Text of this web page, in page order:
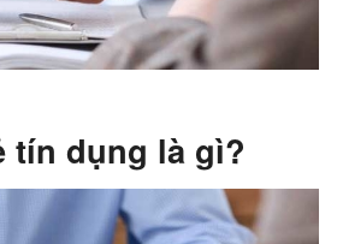
tín dụng là gì?